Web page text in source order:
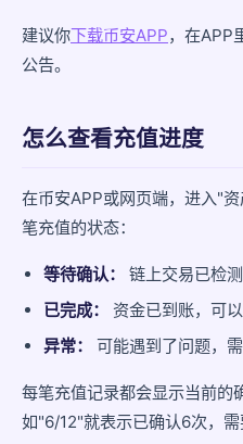
建议你下载币安APP，在APP
公告。
怎么查看充值进度
在币安APP或网页端，进入"
笔充值的状态：
等待确认：
链上交易已检
已完成：
资金已到账，可
异常：
可能遇到了问题，
每笔充值记录都会显示当前的
如"6/12"就表示已确认6次，需